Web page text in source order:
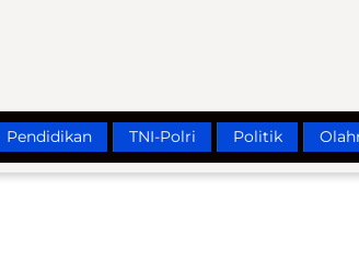
Pendidikan TNI-Polri Politik